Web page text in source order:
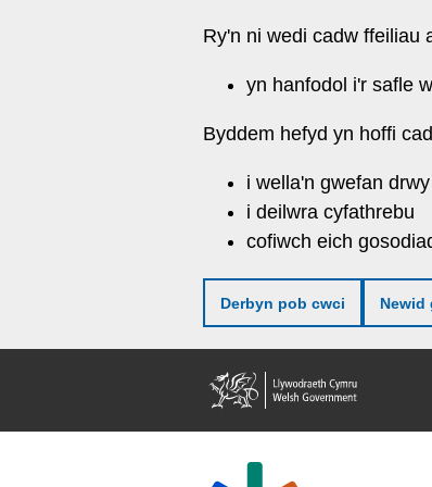
Ry'n ni wedi cadw ffeiliau
yn hanfodol i'r safle
Byddem hefyd yn hoffi
i wella'n gwefan
i deilwra cyfathrebu
cofiwch eich
Derbyn pob cwci Newid
Llywodraeth
Cymru